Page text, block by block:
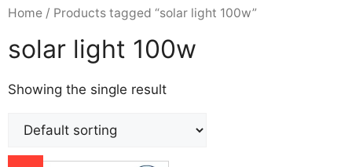
Home / Products tagged “solar light 100w”
solar light 100w
Showing the single result